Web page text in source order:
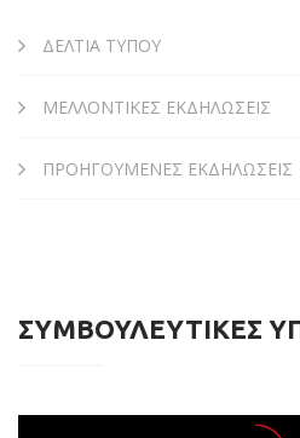
ΔΕΛΤΙΑ ΤΥΠΟΥ
ΜΕΛΛΟΝΤΙΚΕΣ ΕΚΔΗΛΩΣΕΙΣ
ΠΡΟΗΓΟΥΜΕΝΕΣ ΕΚΔΗΛΩΣΕΙΣ
ΣΥΜΒΟΥΛΕΥΤΙΚΕΣ